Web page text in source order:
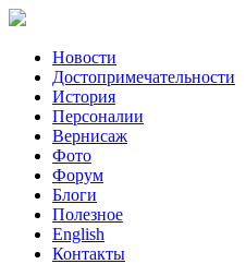
Новости
Достопримечательности
История
Персоналии
Вернисаж
Фото
Форум
Блоги
Полезное
English
Контакты